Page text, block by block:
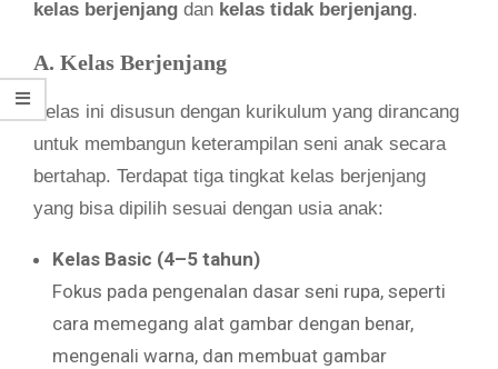
kelas berjenjang dan kelas tidak berjenjang.
A. Kelas Berjenjang
Kelas ini disusun dengan kurikulum yang dirancang
untuk membangun keterampilan seni anak secara
bertahap. Terdapat tiga tingkat kelas berjenjang
yang bisa dipilih sesuai dengan usia anak:
Kelas Basic (4–5 tahun)
Fokus pada pengenalan dasar seni rupa, seperti
cara memegang alat gambar dengan benar,
mengenali warna, dan membuat gambar